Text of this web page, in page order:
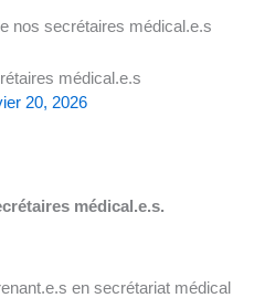
nos secrétaires médical.e.s
médical.e.s
20, 2026
médical.e.s.
en secrétariat médical